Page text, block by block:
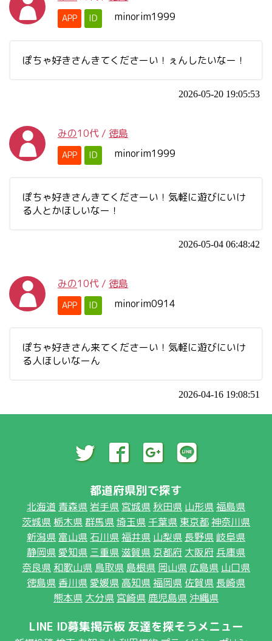
APP ID minorim1999
ぽちゃ好きさんきてくださーい！ぇんしたいなー！
2026-05-20 19:05:53
みの10代 / 徳島
APP ID minorim1999
ぽちゃ好きさんきてくださーい！気軽に遊びにいけ
る人とかほしいなー！
2026-05-04 06:48:42
みの10代 / 徳島
APP ID minorim0914
ぽちゃ好きさん来てくださーい！気軽に遊びにいけ
る人ほしいなーん
2026-04-16 19:08:51
都道府県別で探す
北海道 青森県 岩手県 宮城県 秋田県 山形県福島県
茨城県 栃木県群馬県埼玉県 千葉県 東京都神奈川県
新潟県 富山県 石川県福井県 山梨県 長野県 岐阜県
静岡県愛知県 三重県滋賀県 京都府 大阪府 兵庫県
奈良県 和歌山県 鳥取県 島根県 岡山県 広島県 山口県
徳島県 香川県愛媛県 高知県福岡県 佐賀県 長崎県
熊本県 大分県 宮崎県 鹿児島県 沖縄県
LINE ID募集掲示板 友達を探そうメニュー